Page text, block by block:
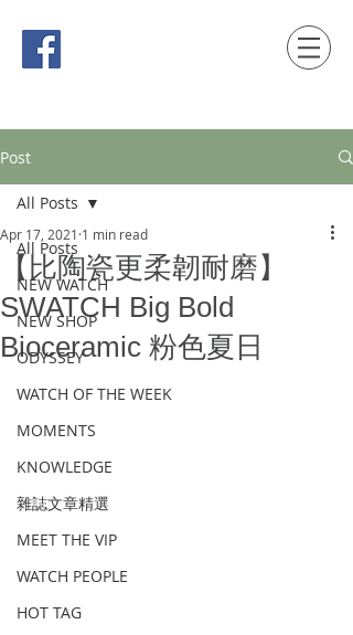
Post
All Posts
NEW WATCH
NEW SHOP
ODYSSEY
WATCH OF THE WEEK
MOMENTS
KNOWLEDGE
雜誌文章精選
MEET THE VIP
WATCH PEOPLE
HOT TAG
All Posts
【比陶瓷更柔韌耐磨】
SWATCH Big Bold
Bioceramic 粉色夏日
Apr 17, 2021 1 min read